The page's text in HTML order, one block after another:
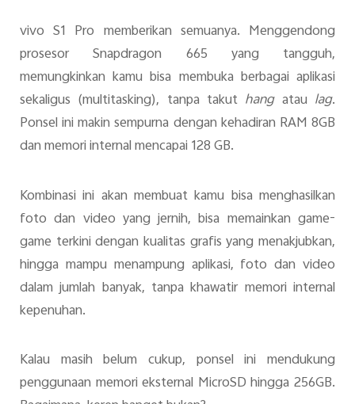
vivo S1 Pro memberikan semuanya. Menggendong
prosesor Snapdragon 665 yang tangguh,
memungkinkan kamu bisa membuka berbagai aplikasi
sekaligus (multitasking), tanpa takut hang atau lag.
Ponsel ini makin sempurna dengan kehadiran RAM 8GB
dan memori internal mencapai 128 GB.
Kombinasi ini akan membuat kamu bisa menghasilkan
foto dan video yang jernih, bisa memainkan game-
game terkini dengan kualitas grafis yang menakjubkan,
hingga mampu menampung aplikasi, foto dan video
dalam jumlah banyak, tanpa khawatir memori internal
kepenuhan.
Kalau masih belum cukup, ponsel ini mendukung
penggunaan memori eksternal MicroSD hingga 256GB.